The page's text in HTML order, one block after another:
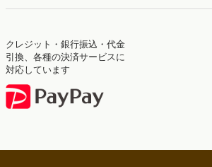
クレジット・銀行振込・代金
引換、各種の決済サービスに
対応しています